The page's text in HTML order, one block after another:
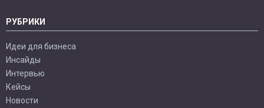
РУБРИКИ
Идеи для бизнеса
Инсайды
Интервью
Кейсы
Новости